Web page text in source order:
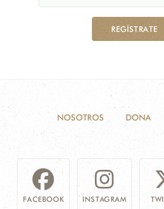
REGÍSTRATE
NOSOTROS DONA
FACEBOOK INSTAGRAM